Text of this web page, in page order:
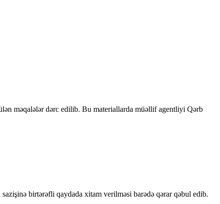
məqalələr dərc edilib. Bu materiallarda müəllif agentliyi Qərb
birtərəfli qaydada xitam verilməsi barədə qərar qəbul edib.